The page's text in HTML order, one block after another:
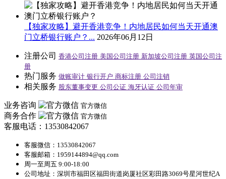
【独家攻略】避开香港竞争！内地居民如何当天开通澳
门立桥银行账户？... 2026年06月12日
注册公司 香港公司注册 美国公司注册 新加坡公司注册 英国公司注
册
热门服务 做账审计 银行开户 商标注册 公司注销
相关服务 股东董事变更 公司公证 海牙认证 公司年审
业务咨询 官方微信
商务合作 官方微信
客服电话：13530842067
客服微信：13530842067
客服邮箱：1959144894@qq.com
周一至周五 9:00-18:00
公司地址：深圳市福田区福田街道岗厦社区彩田路3069号星河世纪A